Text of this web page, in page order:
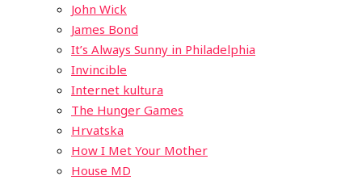
John Wick
James Bond
It’s Always Sunny in Philadelphia
Invincible
Internet kultura
The Hunger Games
Hrvatska
How I Met Your Mother
House MD